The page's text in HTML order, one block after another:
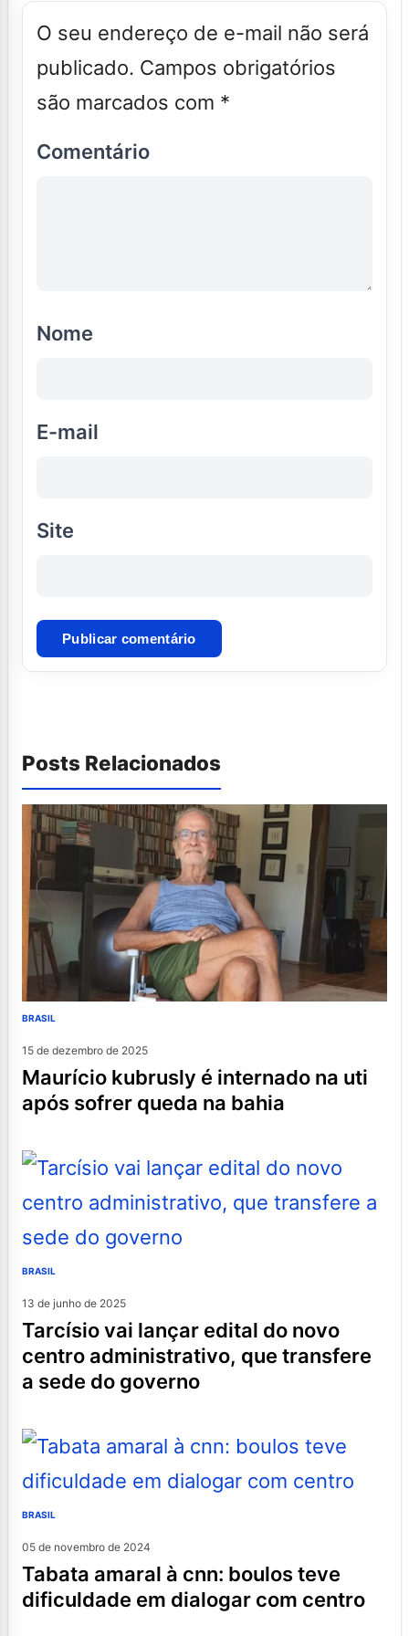
O seu endereço de e-mail não será
publicado. Campos obrigatórios
são marcados com *
Comentário
Nome
E-mail
Site
Posts Relacionados
BRASIL
15 de dezembro de 2025
maurício kubrusly é internado na uti
após sofrer queda na bahia
BRASIL
13 de junho de 2025
tarcísio vai lançar edital do novo
centro administrativo, que transfere
a sede do governo
BRASIL
05 de novembro de 2024
tabata amaral à cnn: boulos teve
dificuldade em dialogar com centro